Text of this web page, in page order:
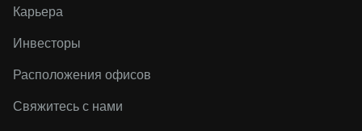
Карьера
Инвесторы
Расположения офисов
Свяжитесь с нами